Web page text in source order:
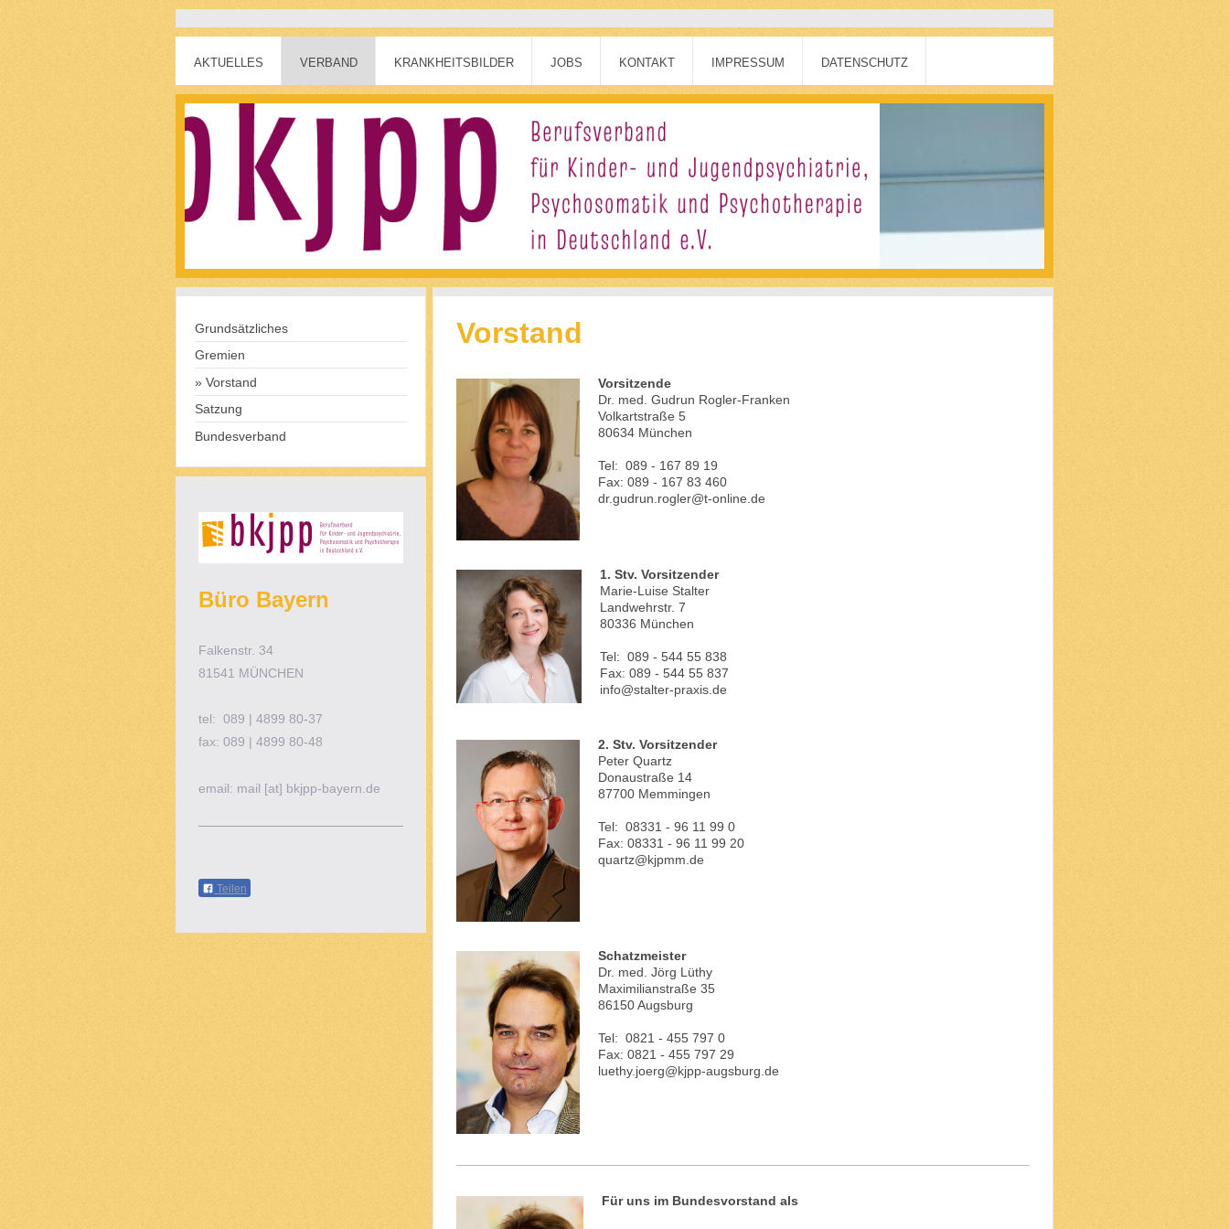
AKTUELLES VERBAND KRANKHEITSBILDER JOBS KONTAKT IMPRESSUM DATENSCHUTZ
Vorstand
Vorsitzende
Dr. med. Gudrun Rogler-Franken
Volkartstraße 5
80634 München
Tel: 089 - 167 89 19
Fax: 089 - 167 83 460
dr.gudrun.rogler@t-online.de
1. Stv. Vorsitzender
Marie-Luise Stalter
Landwehrstr. 7
80336 München
Tel: 089 - 544 55 838
Fax: 089 - 544 55 837
info@stalter-praxis.de
2. Stv. Vorsitzender
Peter Quartz
Donaustraße 14
87700 Memmingen
Tel: 08331 - 96 11 99 0
Fax: 08331 - 96 11 99 20
quartz@kjpmm.de
Schatzmeister
Dr. med. Jörg Lüthy
Maximilianstraße 35
86150 Augsburg
Tel: 0821 - 455 797 0
Fax: 0821 - 455 797 29
luethy.joerg@kjpp-augsburg.de
Für uns im Bundesvorstand als
Grundsätzliches
Gremien
Vorstand
Satzung
Bundesverband
Büro Bayern
Falkenstr. 34
81541 MÜNCHEN
tel: 089 | 4899 80-37
fax: 089 | 4899 80-48
email: mail [at] bkjpp-bayern.de
Teilen